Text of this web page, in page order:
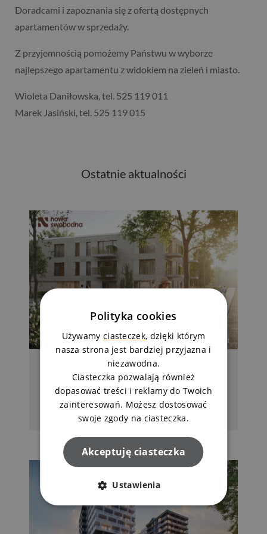
Doradcami i zapoznania się z ofertą dostępnych
apartamentów w sprzedaży.
Z przyjemnością pomożemy Państwu w wyborze
najlepszego apartamentu z widokiem na zieleń i miasto.
Wioleta Daniłowska, tel. 525 119 011
Marek Jasiński, tel. 525 119 015
Ostatnie aktualności
Już wkrótce: Nowa Swobodna - nowa
inwestycja Arkada Invest w Fordonie
Polityka cookies
Używamy ciasteczek, dzięki którym
nasza strona jest bardziej przyjazna i
niezawodna.
Ciasteczka pozwalają również
dopasować treści i reklamy do Twoich
zainteresowań. Możesz dostosować
swoje zgody na ciasteczka.
Akceptuję ciasteczka
Ustawienia